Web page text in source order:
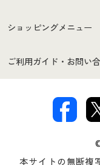
はじめての方へ
セシールご利用規約
著作権・商標について
ショッピングメニュー
商品カテゴリ
プレゼント＆キャンペ
ご利用ガイド・お問い
交換・返品は
本サイトの無断複